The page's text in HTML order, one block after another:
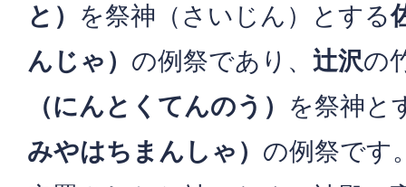
と） を祭神（さいじん）とする
んじゃ） の例祭であり、 辻沢の
（にんとくてんのう） を祭神と
みやはちまんしゃ） の例祭です